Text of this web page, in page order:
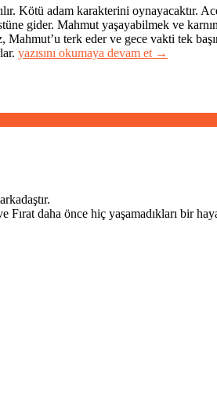
Kötü adam karakterini oynayacaktır.
gider. Mahmut yaşayabilmek ve
Mahmut’u terk eder ve gece vakti tek
“Bir
yazısını okumaya devam et →
Fırat daha önce hiç yaşamadıkları bir